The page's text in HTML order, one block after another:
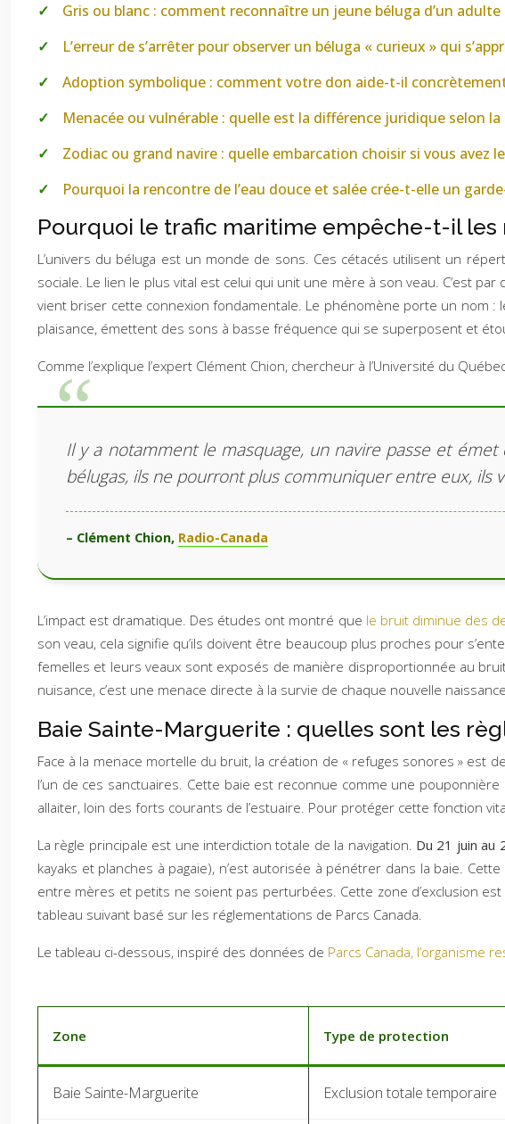
Gris ou blanc : comment reconnaître un jeune béluga d’un
L’erreur de s’arrêter pour observer un béluga « curieux » qui
Adoption symbolique : comment votre don aide-t-il
Menacée ou vulnérable : quelle est la différence juridique selon la
Zodiac ou grand navire : quelle embarcation choisir si vous avez
Pourquoi la rencontre de l’eau douce et salée crée-t-elle un
Pourquoi le trafic maritime empêche-t-il
L’univers du béluga est un monde de sons. Ces cétacés utilisent un
sociale. Le lien le plus vital est celui qui unit une mère à son veau. C’est
vient briser cette connexion fondamentale. Le phénomène porte un nom :
plaisance, émettent des sons à basse fréquence qui se superposent et
Comme l’explique l’expert Clément Chion, chercheur à l’Université du
Il y a notamment le masquage, un navire passe et
bélugas, ils ne pourront plus communiquer entre eux, ils
– Clément Chion, Radio-Canada
L’impact est dramatique. Des études ont montré que le bruit diminue des
son veau, cela signifie qu’ils doivent être beaucoup plus proches pour
femelles et leurs veaux sont exposés de manière disproportionnée au
nuisance, c’est une menace directe à la survie de chaque nouvelle
Baie Sainte-Marguerite : quelles sont les
Face à la menace mortelle du bruit, la création de « refuges sonores » est
l’un de ces sanctuaires. Cette baie est reconnue comme une
allaiter, loin des forts courants de l’estuaire. Pour protéger cette fonction
La règle principale est une interdiction totale de la navigation. Du 21 juin au
kayaks et planches à pagaie), n’est autorisée à pénétrer dans la baie.
entre mères et petits ne soient pas perturbées. Cette zone d’exclusion
tableau suivant basé sur les réglementations de Parcs Canada.
Le tableau ci-dessous, inspiré des données de Parcs Canada, l’organisme
Zone Type de protection
Baie Sainte-Marguerite Exclusion totale temporaire